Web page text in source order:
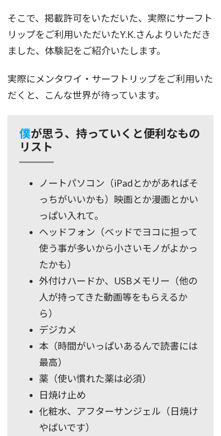
そこで、掲載許可をいただいた、実際にサーフト
リップをご利用いただいたY.K.さんよりいただき
ました、体験記をご紹介いたします。
実際にメンタワイ・サーフトリップをご利用いた
だくと、こんな世界が待っています。
僕が思う、持っていくと便利なもの
リスト
ノートパソコン（iPadとかがあればそ
っちがいいかも）映画とか漫画とかい
っぱい入れて。
ヘッドフォン（ベッドでヨコに担って
使う事が多いから小さいモノがよかっ
たかも）
外付けハードか、USBメモリー（他の
人が持ってきた動画等をもらえるか
ら）
デジカメ
本（時間がいっぱいあるんで読書には
最高）
薬（使い慣れた薬は必須）
日焼け止め
化粧水、アフターサンジェル（日焼け
やばいです）